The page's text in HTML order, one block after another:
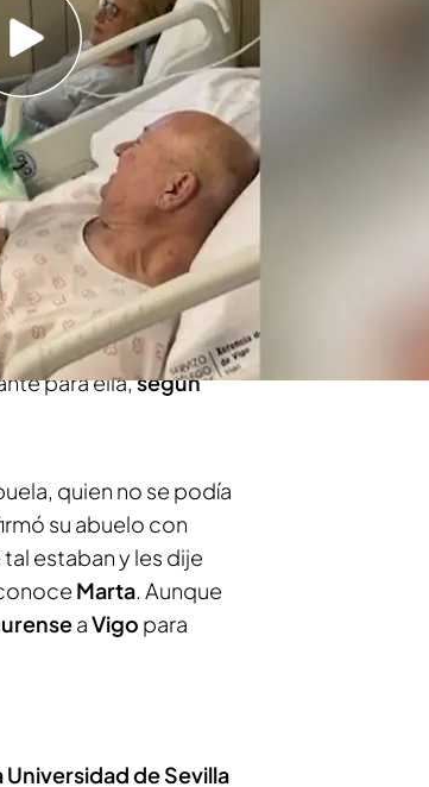
historia es portada de
en Ourense, pero
ella: susabuelos.
ceremonia. Ella, con la
100 kilómetros
para ella,según
quien no se podía
su abuelo con
estaban y les dije
Marta. Aunque
aVigo para
de Sevilla